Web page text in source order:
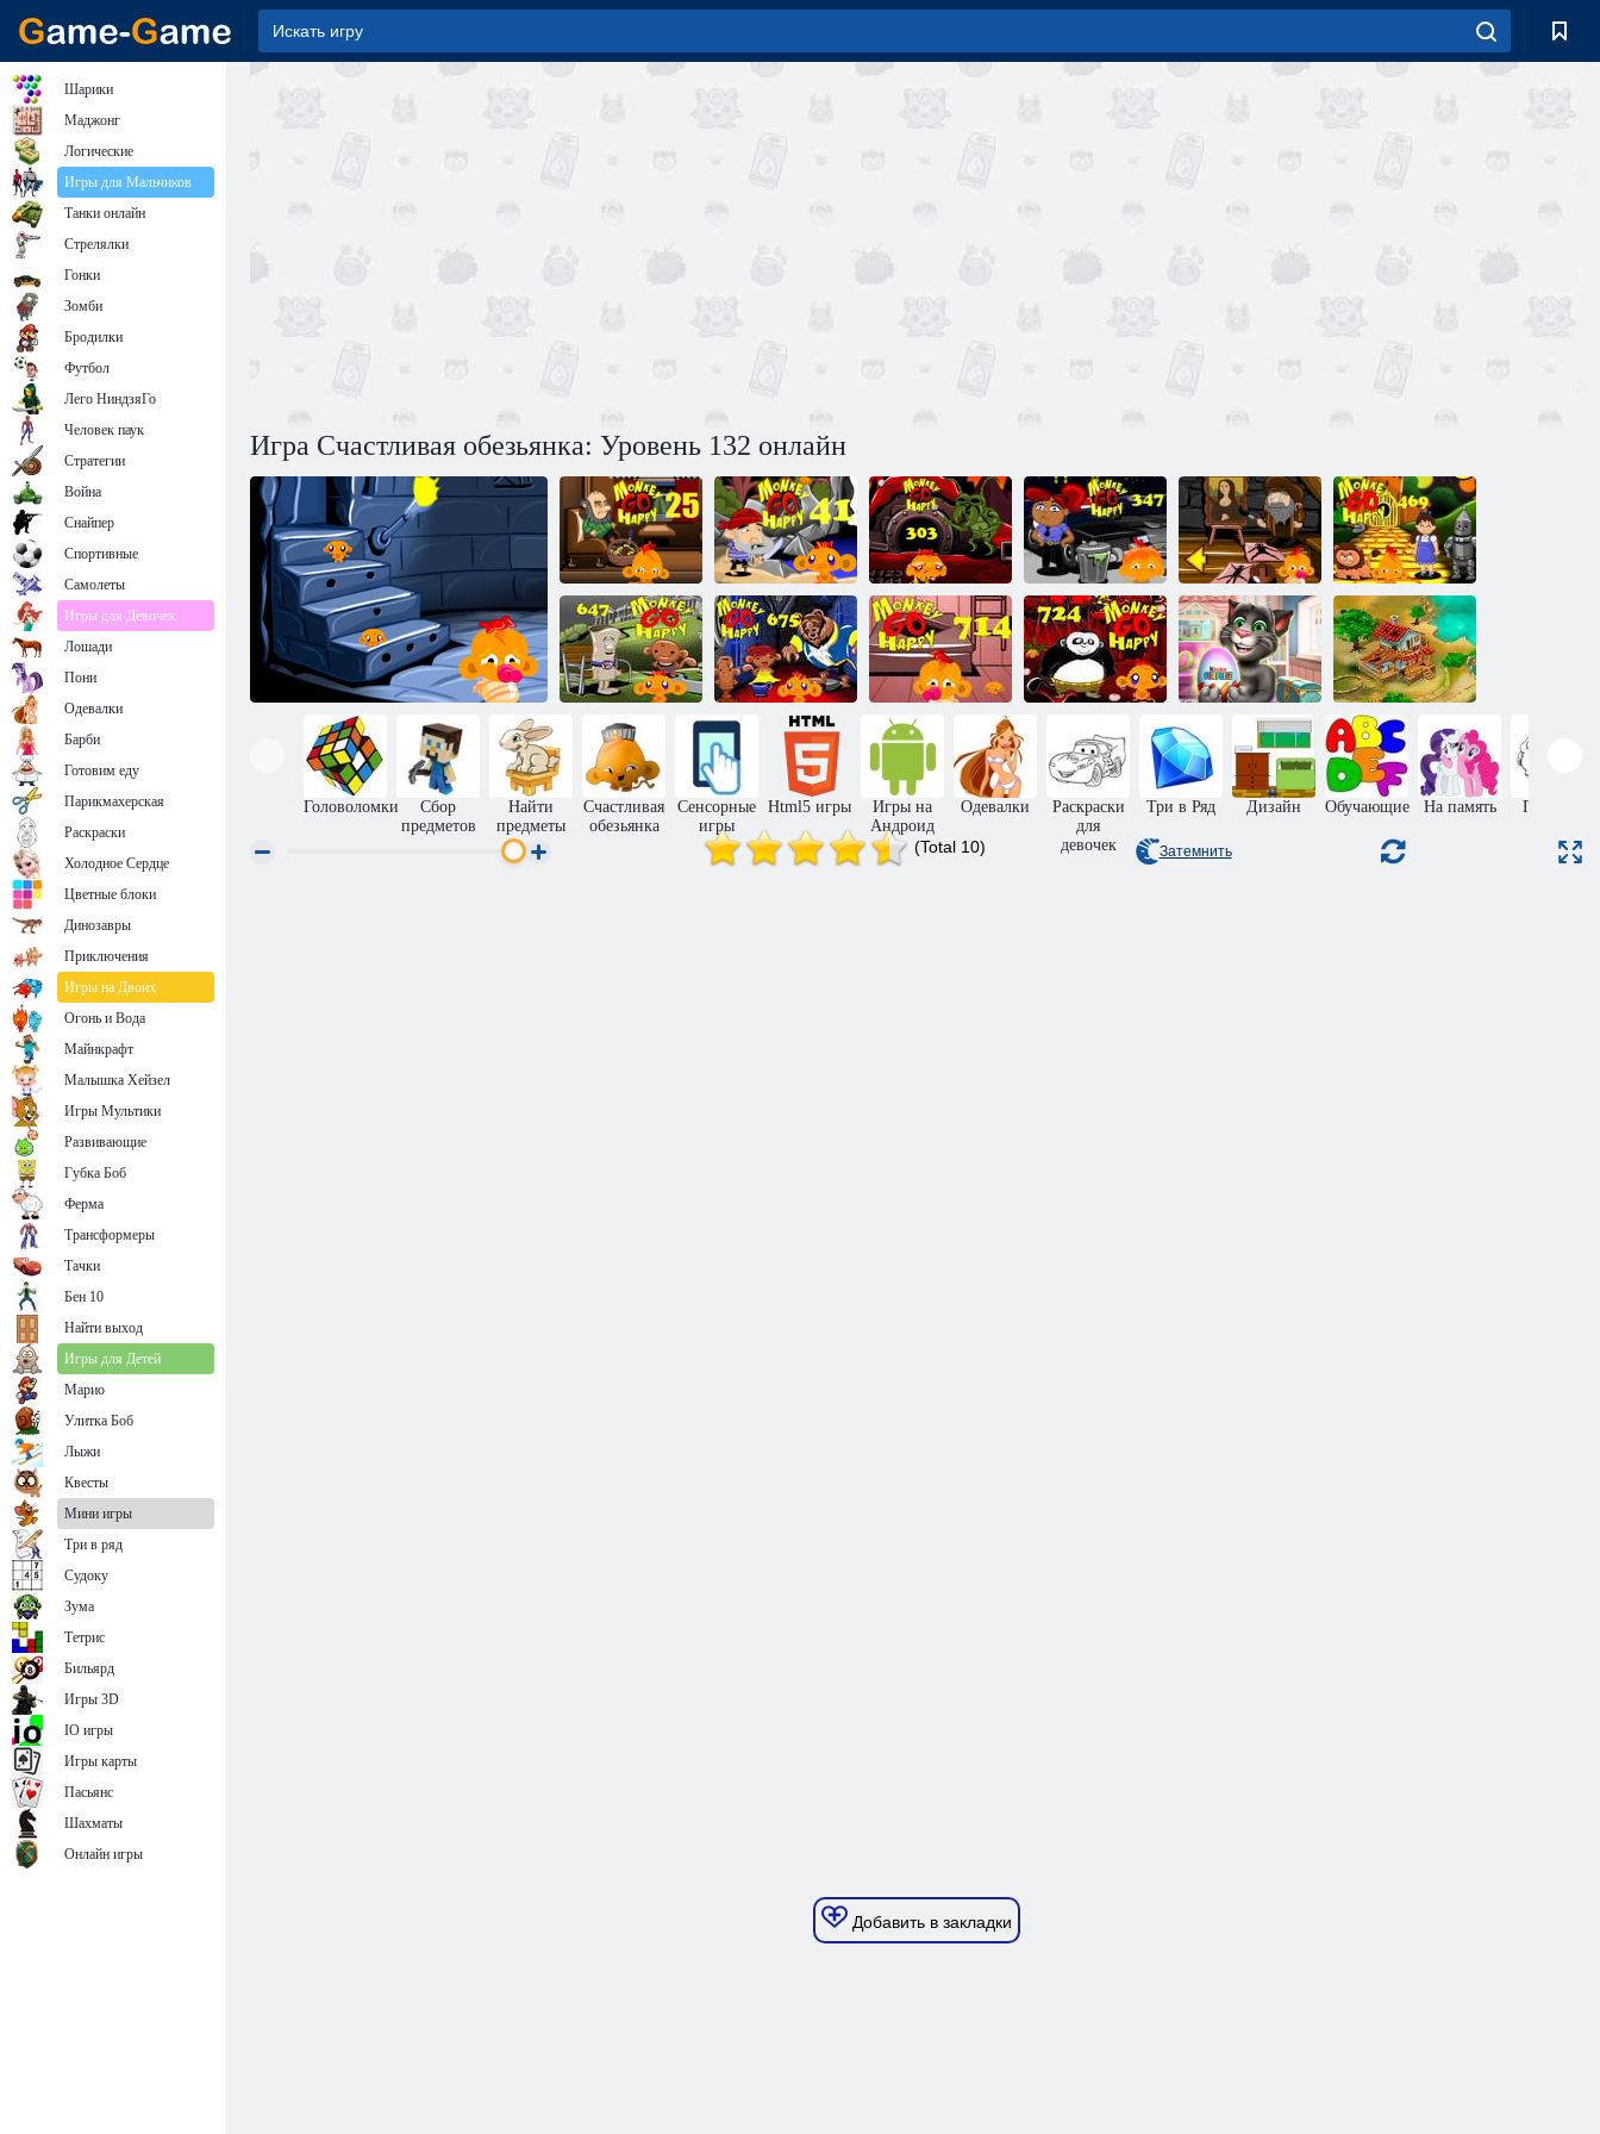
Игра Счастливая обезьянка: Уровень 132 онлайн
Счастливая
обезьянка:
Уровень 25
Счастливая
обезьянка:
Уровень 41
Счастливая
обезьянка:
уровень 303
Счастливая
обезьянка:
уровень 347
Счастливая
обезьянка:
уровень 371
Счастливая
обезьянка:
уровень 469
Счастливая
обезьянка:
уровень 647
Счастливая
обезьянка:
уровень 675
Счастливая
обезьянка:
уровень 714
Счастливая
обезьянка:
уровень 724
Говорящий
Том: Киндер
сюрприз
Ферма Тули
Головоломки
Сбор
предметов
Найти
предметы
Счастливая
обезьянка
Сенсорные
игры
Html5 игры
Игры на
Андроид
Одевалки
Раскраски
для
девочек
Три в Ряд Дизайн Обучающие На память Прыжки
(Total 10) Затемнить
Добавить в закладки
Шарики
Маджонг
Логические
Игры для Мальчиков
Танки онлайн
Стрелялки
Гонки
Зомби
Бродилки
Футбол
Лего НиндзяГо
Человек паук
Стратегии
Война
Снайпер
Спортивные
Самолеты
Игры для Девочек
Лошади
Пони
Одевалки
Барби
Готовим еду
Парикмахерская
Раскраски
Холодное Сердце
Цветные блоки
Динозавры
Приключения
Игры на Двоих
Огонь и Вода
Майнкрафт
Малышка Хейзел
Игры Мультики
Развивающие
Губка Боб
Ферма
Трансформеры
Тачки
Бен 10
Найти выход
Игры для Детей
Марио
Улитка Боб
Лыжи
Квесты
Мини игры
Три в ряд
Судоку
Зума
Тетрис
Бильярд
Игры 3D
IO игры
Игры карты
Пасьянс
Шахматы
Онлайн игры